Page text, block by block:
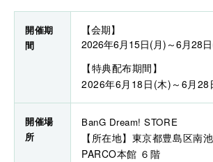
開催期
間
【会期】
2026年6月15日(月)～6月28
【特典配布期間】
2026年6月18日(木)～6月28
開催場
所
BanG Dream! STORE
【所在地】東京都豊島区南
PARCO本館 ６階